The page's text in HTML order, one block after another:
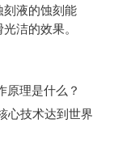
液的蚀刻能
洁的效果。
原理是什么？
心技术达到世界